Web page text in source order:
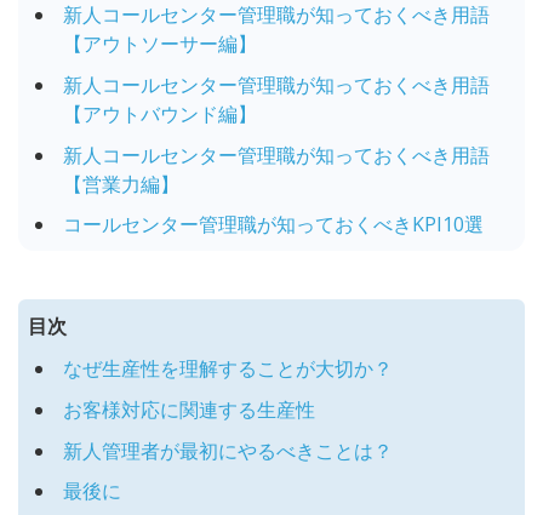
新人コールセンター管理職が知っておくべき用語
【アウトソーサー編】
新人コールセンター管理職が知っておくべき用語
【アウトバウンド編】
新人コールセンター管理職が知っておくべき用語
【営業力編】
コールセンター管理職が知っておくべきKPI10選
目次
なぜ生産性を理解することが大切か？
お客様対応に関連する生産性
新人管理者が最初にやるべきことは？
最後に